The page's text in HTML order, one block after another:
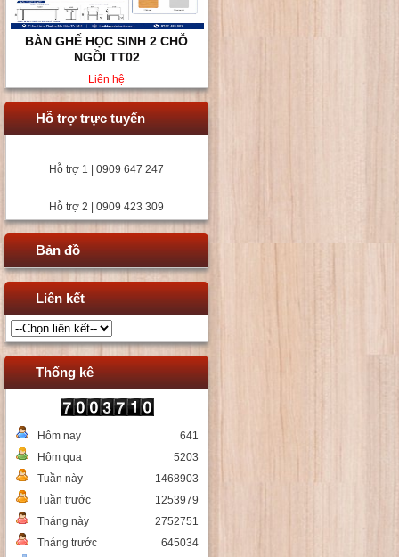
BÀN GHẾ HỌC SINH 2 CHỖ
NGỒI TT02
Liên hệ
Hỗ trợ trực tuyến
Hỗ trợ 1 | 0909 647 247
Hỗ trợ 2 | 0909 423 309
Bản đồ
Liên kết
Thống kê
Hôm nay
641
Hôm qua
5203
Tuần này
1468903
Tuần trước
1253979
Tháng này
2752751
Tháng trước
645034